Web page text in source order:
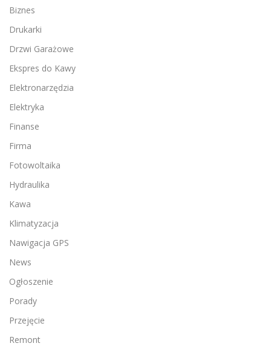
Biznes
Drukarki
Drzwi Garażowe
Ekspres do Kawy
Elektronarzędzia
Elektryka
Finanse
Firma
Fotowoltaika
Hydraulika
Kawa
Klimatyzacja
Nawigacja GPS
News
Ogłoszenie
Porady
Przejęcie
Remont